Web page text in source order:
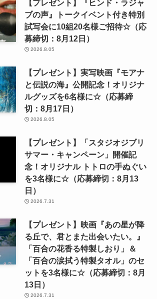
【プレゼント】『ヒンド・ラジャ
ブの声』トークイベント付き特別
試写会に10組20名様ご招待☆（応
募締切：8月12日）
2026.8.05
【プレゼント】実写映画『モアナ
と伝説の海』公開記念！オリジナ
ルグッズを6名様に☆（応募締
切：8月17日）
2026.8.05
【プレゼント】「スタジオジブリ
サマー・キャンペーン」開催記
念！オリジナル トトロの手ぬぐい
を3名様に☆（応募締切：8月13
日）
2026.7.31
【プレゼント】映画『あの星が降
る丘で、君とまた出会いたい。』
「百合の花香る特製しおり」＆
「百合の涙拭う特製タオル」のセ
ットを3名様に☆（応募締切：8月
13日）
2026.7.31